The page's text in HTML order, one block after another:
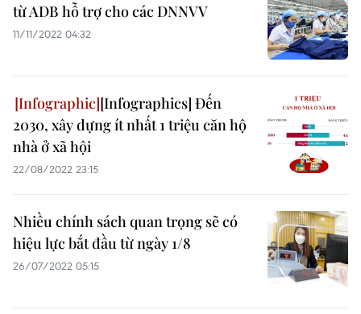
từ ADB hỗ trợ cho các DNNVV
11/11/2022 04:32
[Infographics] Đến
2030, xây dựng ít nhất 1 triệu căn hộ
nhà ở xã hội
22/08/2022 23:15
Nhiều chính sách quan trọng sẽ có
hiệu lực bắt đầu từ ngày 1/8
26/07/2022 05:15